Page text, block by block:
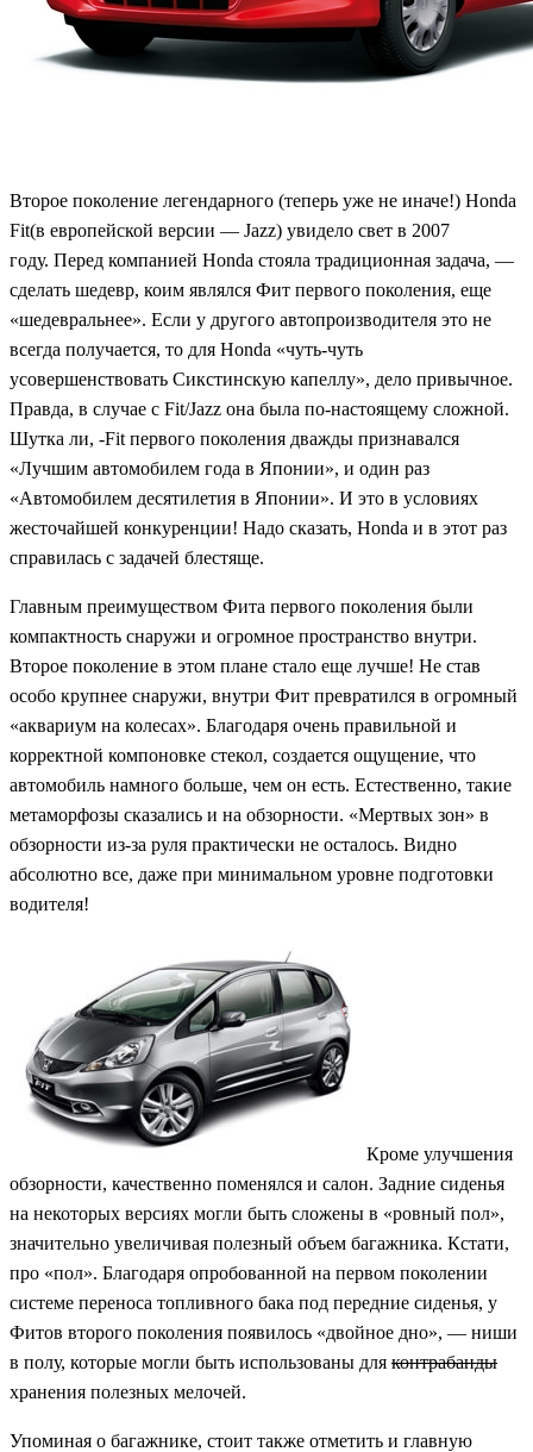
Второе поколение легендарного (теперь уже не иначе!) Honda
Fit(в европейской версии — Jazz) увидело свет в 2007
году. Перед компанией Honda стояла традиционная задача, —
сделать шедевр, коим являлся Фит первого поколения, еще
«шедевральнее». Если у другого автопроизводителя это не
всегда получается, то для Honda «чуть-чуть
усовершенствовать Сикстинскую капеллу», дело привычное.
Правда, в случае с Fit/Jazz она была по-настоящему сложной.
Шутка ли, -Fit первого поколения дважды признавался
«Лучшим автомобилем года в Японии», и один раз
«Автомобилем десятилетия в Японии». И это в условиях
жесточайшей конкуренции! Надо сказать, Honda и в этот раз
справилась с задачей блестяще.
Главным преимуществом Фита первого поколения были
компактность снаружи и огромное пространство внутри.
Второе поколение в этом плане стало еще лучше! Не став
особо крупнее снаружи, внутри Фит превратился в огромный
«аквариум на колесах». Благодаря очень правильной и
корректной компоновке стекол, создается ощущение, что
автомобиль намного больше, чем он есть. Естественно, такие
метаморфозы сказались и на обзорности. «Мертвых зон» в
обзорности из-за руля практически не осталось. Видно
абсолютно все, даже при минимальном уровне подготовки
водителя!
Кроме улучшения
обзорности, качественно поменялся и салон. Задние сиденья
на некоторых версиях могли быть сложены в «ровный пол»,
значительно увеличивая полезный объем багажника. Кстати,
про «пол». Благодаря опробованной на первом поколении
системе переноса топливного бака под передние сиденья, у
Фитов второго поколения появилось «двойное дно», — ниши
в полу, которые могли быть использованы для контрабанды
хранения полезных мелочей.
Упоминая о багажнике, стоит также отметить и главную